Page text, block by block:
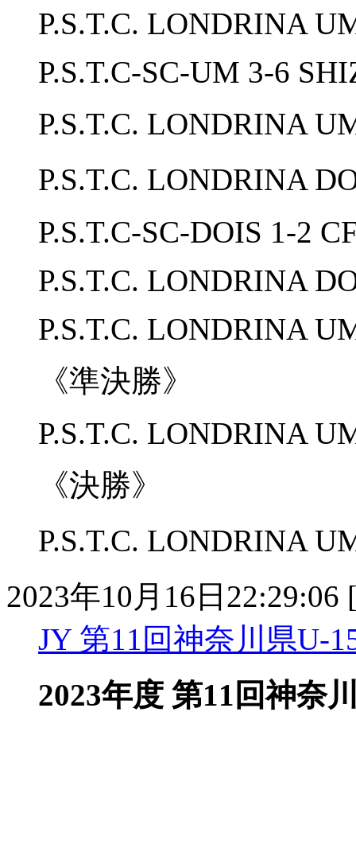
P.S.T.C. LONDRINA
P.S.T.C-SC-UM 3-6
P.S.T.C. LONDRINA
P.S.T.C. LONDRINA
P.S.T.C-SC-DOIS 1-2
P.S.T.C. LONDRINA
P.S.T.C. LONDRINA
《準決勝》
P.S.T.C. LONDRINA
《決勝》
P.S.T.C. LONDRINA
2023年10月16日22:29:06
JY 第11回神奈川県U-
2023年度 第11回神奈